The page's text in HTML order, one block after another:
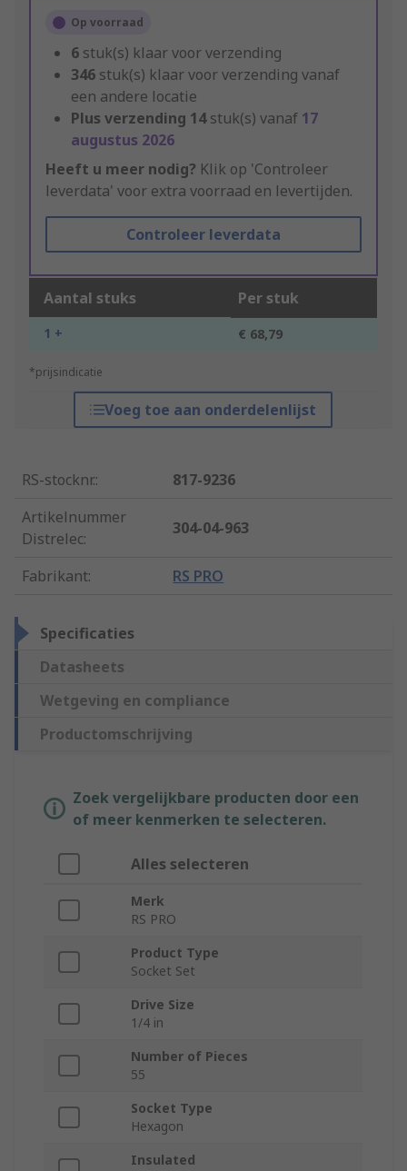
Op voorraad
6 stuk(s) klaar voor verzending
346 stuk(s) klaar voor verzending vanaf
een andere locatie
Plus verzending 14stuk(s) vanaf 17
augustus 2026
Heeft u meer nodig? Klik op 'Controleer
leverdata' voor extra voorraad en levertijden.
Controleer leverdata
Aantal stuks Per stuk
1 + € 68,79
*prijsindicatie
Voeg toe aan onderdelenlijst
RS-stocknr.:
817-9236
Artikelnummer
Distrelec:
304-04-963
Fabrikant: RS PRO
Specificaties
Datasheets
Wetgeving en compliance
Productomschrijving
Zoek vergelijkbare producten door een
of meer kenmerken te selecteren.
Alles selecteren
Merk
RS PRO
Product Type
Socket Set
Drive Size
1/4 in
Number of Pieces
55
Socket Type
Hexagon
Insulated